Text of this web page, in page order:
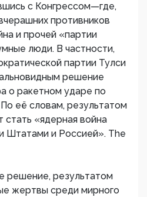
с Конгрессом—где,
противников
и прочей «партии
люди. В частности,
партии Тулси
решение
о ракетном ударе по
её словам, результатом
«ядерная война
Штатами и Россией». The
решение, результатом
жертвы среди мирного